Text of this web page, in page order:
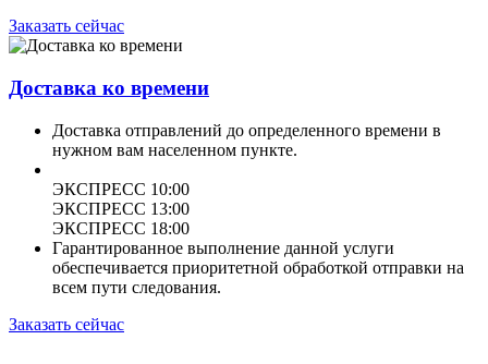
Заказать сейчас
Доставка ко времени
Доставка отправлений до определенного времени в
нужном вам населенном пункте.
ЭКСПРЕСС 10:00
ЭКСПРЕСС 13:00
ЭКСПРЕСС 18:00
Гарантированное выполнение данной услуги
обеспечивается приоритетной обработкой отправки на
всем пути следования.
Заказать сейчас